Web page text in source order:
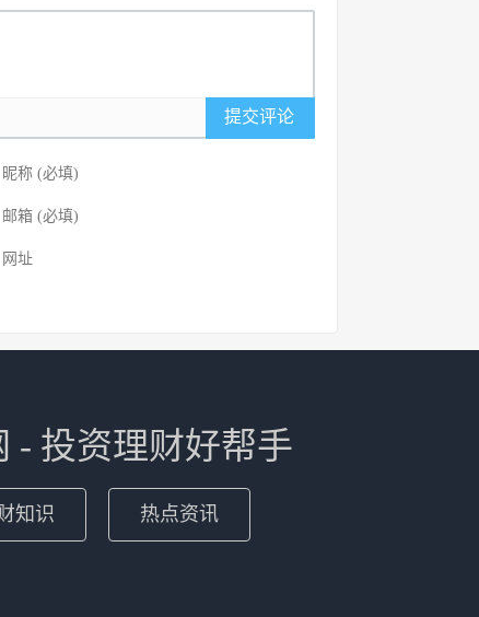
提交评论
昵称 (必填)
邮箱 (必填)
网址
- 投资理财好帮手
知识 热点资讯